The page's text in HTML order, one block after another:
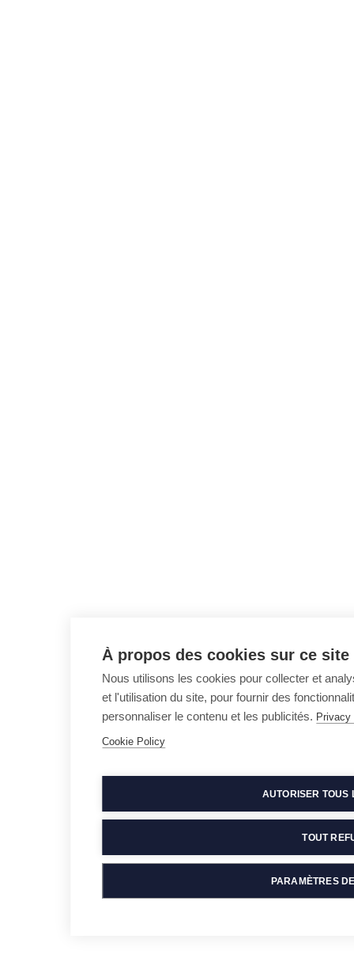
À propos des cookies sur ce site
Nous utilisons les cookies pour collecter et
et l'utilisation du site, pour fournir des
personnaliser le contenu et les publicités.
Cookie Policy
AUTORISER TOUS
TOUT
PARAMÈTRES